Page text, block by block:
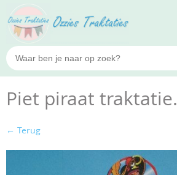
Piet piraat traktatie.
← Terug